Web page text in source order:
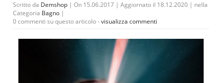
Scritto da Demshop | On 15.06.2017 | Aggiornato il 18.12.2020 | nella
Categoria Bagno |
0 commenti su questo articolo -visualizza commenti